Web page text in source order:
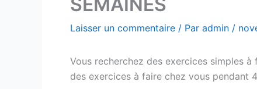
Laisser un commentaire / Par admin /
Vous recherchez des exercices simples
des exercices à faire chez vous pendant